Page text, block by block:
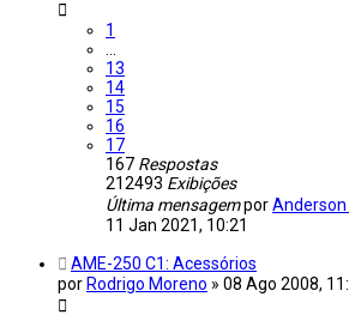
1
…
13
14
15
16
17
167 Respostas
212493 Exibições
Última mensagemporAnderson
11 Jan 2021, 10:21
AME-250 C1: Acessórios
por Rodrigo Moreno » 08 Ago 2008,